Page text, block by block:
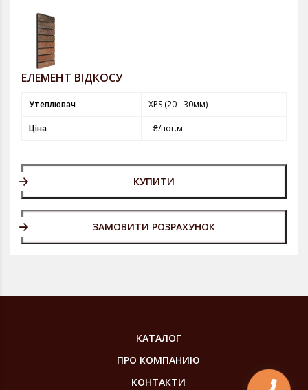
ЕЛЕМЕНТ ВІДКОСУ
Утеплювач XPS (20 - 30мм)
Ціна - ₴/пог.м
КУПИТИ
ЗАМОВИТИ РОЗРАХУНОК
КАТАЛОГ
ПРО КОМПАНИЮ
КОНТАКТИ